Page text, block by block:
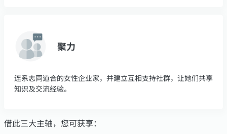
聚力
连系志同道合的女性企业家，并建立互相支持社群，让她们共享
知识及交流经验。
借此三大主轴，您可获享：